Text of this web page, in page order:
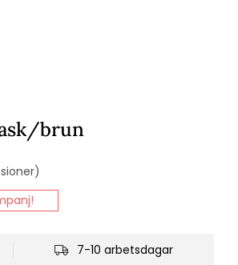
brun
7-10 arbetsdagar